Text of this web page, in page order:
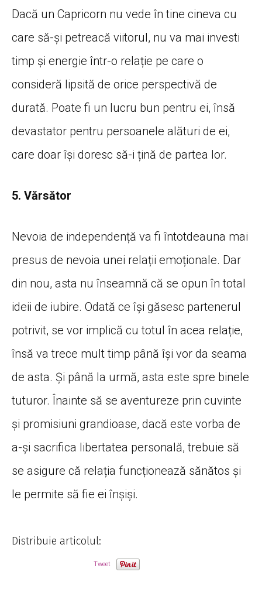
Dacă un Capricorn nu vede în tine cineva cu
care să-și petreacă viitorul, nu va mai investi
timp și energie într-o relație pe care o
consideră lipsită de orice perspectivă de
durată. Poate fi un lucru bun pentru ei, însă
devastator pentru persoanele alături de ei,
care doar își doresc să-i țină de partea lor.
5. Vărsător
Nevoia de independență va fi întotdeauna mai
presus de nevoia unei relații emoționale. Dar
din nou, asta nu înseamnă că se opun în total
ideii de iubire. Odată ce își găsesc partenerul
potrivit, se vor implică cu totul în acea relație,
însă va trece mult timp până își vor da seama
de asta. Și până la urmă, asta este spre binele
tuturor. Înainte să se aventureze prin cuvinte
și promisiuni grandioase, dacă este vorba de
a-și sacrifica libertatea personală, trebuie să
se asigure că relația funcționează sănătos și
le permite să fie ei înșiși.
Distribuie articolul:
Tweet